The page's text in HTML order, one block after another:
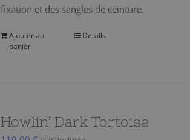
fixation et des sangles de ceinture.
Ajouter au
panier
Details
Howlin’ Dark Tortoise